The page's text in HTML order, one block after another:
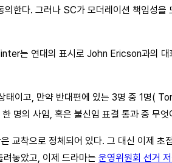
의한다. 그러나 SC가 모더레이션 책임성
는 연대의 표시로 John Ericson과의
태이고, 만약 반대편에 있는 3명 중 1명(
명의 사임, 혹은 불신임 표결 통과 중 무
교착으로 정체되어 있다. 그 대신 이제
놓았고, 이제 드라마는 운영위원회 선거